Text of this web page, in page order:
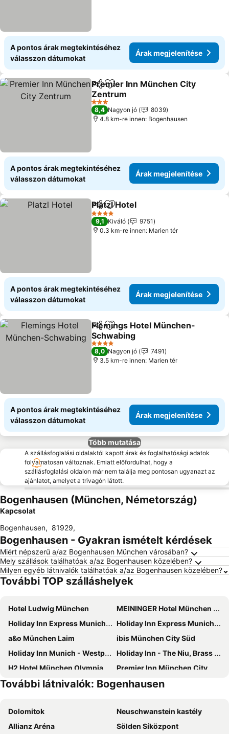
A pontos árak megtekintéséhez
válasszon dátumokat
Árak megjelenítése
Megosztás
Hozzáadás a kedvencekhez
Premier Inn München City
Zentrum
Árak megjelenítése
3 Kategória
8,4 Nagyon jó
8039
4.8 km-re innen: Bogenhausen
A pontos árak megtekintéséhez
válasszon dátumokat
Árak megjelenítése
Megosztás
Hozzáadás a kedvencekhez
Platzl Hotel
4 Kategória
9,1 Kiváló
9751
0.3 km-re innen: Marien tér
A pontos árak megtekintéséhez
válasszon dátumokat
Árak megjelenítése
MegosztásHozzáadás a kedvencekhez
Flemings Hotel München-
Schwabing
Árak megjelenítése
4 Kategória
8,0 Nagyon jó
7491
3.5 km-re innen: Marien tér
A pontos árak megtekintéséhez
válasszon dátumokat
Árak megjelenítése
Több mutatása
A szállásfoglalási oldalaktól kapott árak és foglalhatósági adatok
folyamatosan változnak. Emiatt előfordulhat, hogy a
szállásfoglalási oldalon már nem találja meg pontosan ugyanazt az
ajánlatot, amelyet a trivagón látott.
Bogenhausen (München, Németország)
Kapcsolat
Bogenhausen, 81929,
Bogenhausen - Gyakran ismételt kérdések
Miért népszerű a/az Bogenhausen München városában?
Mely szállások találhatóak a/az Bogenhausen közelében?
Milyen egyéb látnivalók találhatóak a/az Bogenhausen közelében?
További TOP szálláshelyek
Hotel Ludwig München
MEININGER Hotel München Olympiapark
Holiday Inn Express Munich - City East By Ihg
Holiday Inn Express Munich - Olympiapark, an IHG Hotel
a&o München Laim
ibis München City Süd
Holiday Inn Munich - Westpark By Ihg
Holiday Inn - The Niu, Brass Munich Olympiapark By Ihg
H2 Hotel München Olympiapark
Premier Inn München City Ost
a&o München Hackerbrücke
Holiday Inn Munich - South By Ihg
Munich Marriott Hotel
2-Rent Group Hostel Zimmer&Apartments GKP2
Holiday Inn Express Munich North By Ihg
Leonardo Hotel & Residenz München
További látnivalók: Bogenhausen
Dolomitok
Neuschwanstein kastély
Allianz Aréna
Sölden Síközpont